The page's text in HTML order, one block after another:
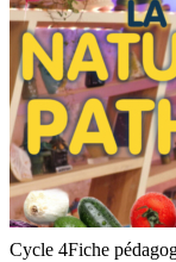
Cycle 4Fiche